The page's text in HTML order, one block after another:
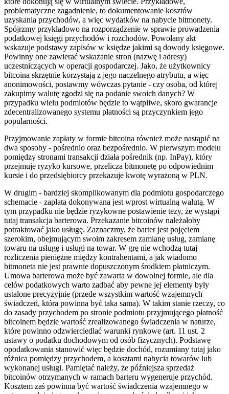
problematyczne zagadnienie, to dokumentowanie kosztów
uzyskania przychodów, a więc wydatków na nabycie bitmonety.
Spójrzmy przykładowo na rozporządzenie w sprawie prowadzenia
podatkowej księgi przychodów i rozchodów. Powołany akt
wskazuje podstawy zapisów w księdze jakimi są dowody księgowe.
Powinny one zawierać wskazanie stron (nazwę i adresy)
uczestniczących w operacji gospodarczej. Jako, że użytkownicy
bitcoina skrzętnie korzystają z jego naczelnego atrybutu, a więc
anonimowości, postawmy wówczas pytanie - czy osoba, od której
zakupimy walutę zgodzi się na podanie swoich danych? W
przypadku wielu podmiotów będzie to wątpliwe, skoro gwarancje
zdecentralizowanego systemu płatności są przyczynkiem jego
popularności.
Przyjmowanie zapłaty w formie bitcoina również może nastąpić na
dwa sposoby - pośrednio oraz bezpośrednio. W pierwszym modelu
pomiędzy stronami transakcji działa pośrednik (np. InPay), który
przejmuje ryzyko kursowe, przelicza bitmonetę po odpowiednim
kursie i do przedsiębiorcy przekazuje kwotę wyrażoną w PLN.
W drugim - bardziej skomplikowanym dla podmiotu gospodarczego
schemacie - zapłata dokonywana jest wprost wirtualną walutą. W
tym przypadku nie będzie ryzykowne postawienie tezy, że wystąpi
tutaj transakcja barterowa. Przekazanie bitcoinów należałoby
potraktować jako usługę. Zaznaczmy, że barter jest pojęciem
szerokim, obejmującym swoim zakresem zamianę usług, zamianę
towaru na usługę i usługi na towar. W grę nie wchodzą tutaj
rozliczenia pieniężne między kontrahentami, a jak wiadomo
bitmoneta nie jest prawnie dopuszczonym środkiem płatniczym.
Umowa barterowa może być zawarta w dowolnej formie, ale dla
celów podatkowych warto zadbać aby pewne jej elementy były
ustalone precyzyjnie (przede wszystkim wartość wzajemnych
świadczeń, która powinna być taka sama). W takim stanie rzeczy, co
do zasady przychodem po stronie podmiotu przyjmującego płatność
bitcoinem będzie wartość zrealizowanego świadczenia w naturze,
które powinno odzwierciedlać warunki rynkowe (art. 11 ust. 2
ustawy o podatku dochodowym od osób fizycznych). Podstawę
opodatkowania stanowić więc będzie dochód, rozumiany tutaj jako
różnica pomiędzy przychodem, a kosztami nabycia towarów lub
wykonanej usługi. Pamiętać należy, że późniejsza sprzedaż
bitcoinów otrzymanych w ramach barteru wygeneruje przychód.
Kosztem zaś powinna być wartość świadczenia wzajemnego w